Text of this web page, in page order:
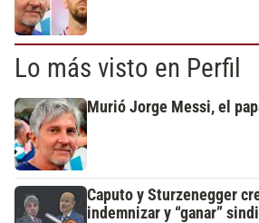
Lo más visto en Perfil
Murió Jorge Messi, el
Caputo y Sturzenegger
indemnizar y “ganar”